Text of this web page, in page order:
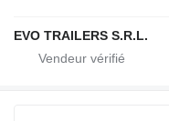
EVO TRAILERS S.R.L.